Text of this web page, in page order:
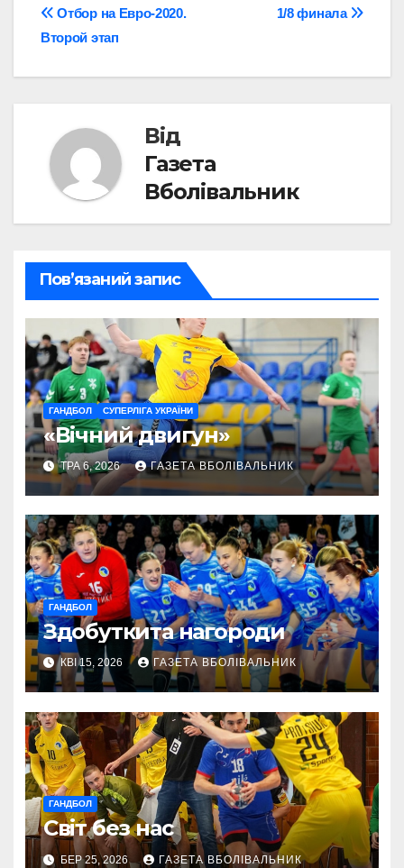
Навігація
записів
1/8 финала
Отбор на Евро-2020.
Второй этап
Від
Газета
Вболівальник
Пов’язаний запис
ГАНДБОЛ СУПЕРЛІГА УКРАЇНИ
«Вічний двигун»
ТРА 6, 2026 ГАЗЕТА ВБОЛІВАЛЬНИК
ГАНДБОЛ
Здобуткита нагороди
КВІ 15, 2026 ГАЗЕТА ВБОЛІВАЛЬНИК
ГАНДБОЛ
Світ без нас
БЕР 25, 2026 ГАЗЕТА ВБОЛІВАЛЬНИК